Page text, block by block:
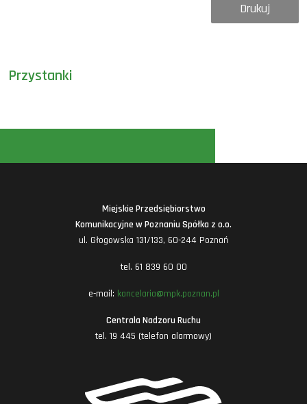
Przystanki
Drukuj
Miejskie Przedsiębiorstwo
Komunikacyjne w Poznaniu Spółka z o.o.
ul. Głogowska 131/133, 60-244 Poznań
tel. 61 839 60 00
e-mail: kancelaria@mpk.poznan.pl
Centrala Nadzoru Ruchu
tel. 19 445 (telefon alarmowy)